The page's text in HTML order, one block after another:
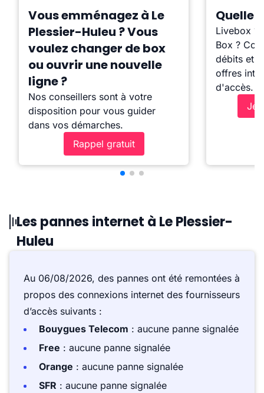
Vous emménagez à Le
Plessier-Huleu ? Vous
voulez changer de box
ou ouvrir une nouvelle
ligne ?
Nos conseillers sont à votre
disposition pour vous guider
dans vos démarches.
Rappel gratuit
Quelle
Livebox ?
Box ?
débits et
offres
d'accès.
Je
Les pannes internet à Le Plessier-
Huleu
Au 06/08/2026, des pannes ont été remontées à
propos des connexions internet des fournisseurs
d’accès suivants :
Bouygues Telecom : aucune panne signalée
Free : aucune panne signalée
Orange : aucune panne signalée
SFR : aucune panne signalée